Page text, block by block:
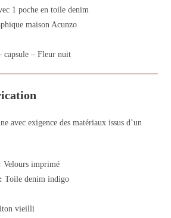
1 poche en toile denim
maison Acunzo
capsule – Fleur nuit
avec exigence des matériaux issus d’un
:Velours imprimé
:Toile denim indigo
vieilli